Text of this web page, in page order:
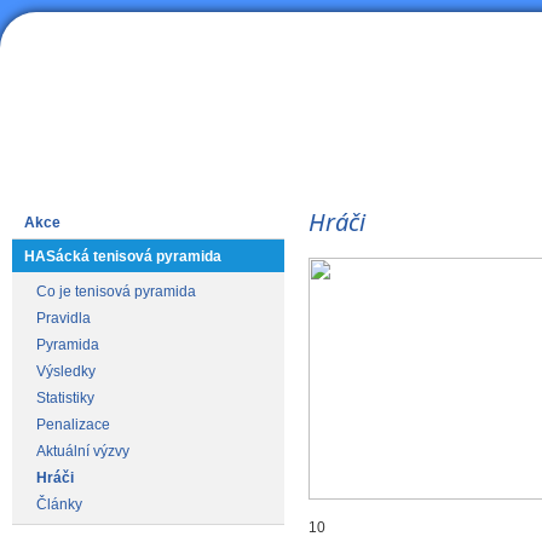
Akce
HASácká tenisová pyramida
Co je tenisová pyramida
Pravidla
Pyramida
Výsledky
Statistiky
Penalizace
Aktuální výzvy
Hráči
Články
Hráči
10